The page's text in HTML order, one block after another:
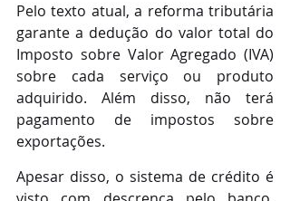
Pelo texto atual, a reforma tributária
garante a dedução do valor total do
Imposto sobre Valor Agregado (IVA)
sobre cada serviço ou produto
adquirido. Além disso, não terá
pagamento de impostos sobre
exportações.
Apesar disso, o sistema de crédito é